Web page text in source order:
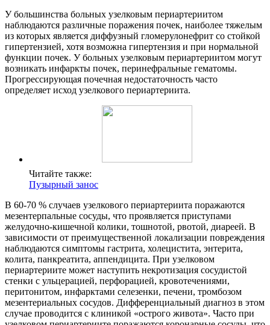
У большинства больных узелковым периартериитом
наблюдаются различные поражения почек, наиболее тяжелым
из которых является диффузный гломерулонефрит со стойкой
гипертензией, хотя возможна гипертензия и при нормальной
функции почек. У больных узелковым периартериитом могут
возникать инфаркты почек, перинефральные гематомы.
Прогрессирующая почечная недостаточность часто
определяет исход узелкового периартериита.
Читайте также:
Пузырный занос
В 60-70 % случаев узелкового периартериита поражаются
мезентерпальные сосуды, что проявляется приступами
желудочно-кишечной колики, тошнотой, рвотой, диареей. В
зависимости от преимущественной локализации повреждения
наблюдаются симптомы гастрита, холецистита, энтерита,
колита, панкреатита, аппендицита. При узелковом
периартериите может наступить некротизация сосудистой
стенки с ульцерацией, перфорацией, кровотечениями,
перитонитом, инфарктами селезенки, печени, тромбозом
мезентериальных сосудов. Дифференциальный диагноз в этом
случае проводится с клиникой «острого живота». Часто при